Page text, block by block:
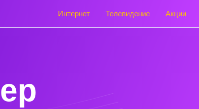
Интернет Телевидение Акции